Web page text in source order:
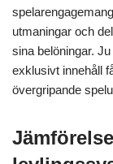
utmaningar och
sina belöningar.
exklusivt innehåll
övergripande